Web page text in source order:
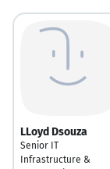
LLoyd Dsouza
Senior IT
Infrastructure &